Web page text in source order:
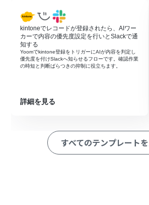
はじめに、kintoneとSMSLINKを
次に、トリガーでkintoneを選択し
ジから起動」を設定します。
続いて、オペレーションでkintone
る」アクションを設定し、トリガー
情報を取得します。
セージを送信します。
■このワークフローのカスタムポイント
kintoneでレコードが登録されたら、AIワー
カーで内容の優先度設定を行いとSlackで通
知する
Yoomでkintone登録をトリガーにAIが内容を判定し
優先度を付けSlackへ知らせるフローです。確認作業
の時短と判断ばらつきの抑制に役立ちます。
詳細を見る
すべてのテンプレート